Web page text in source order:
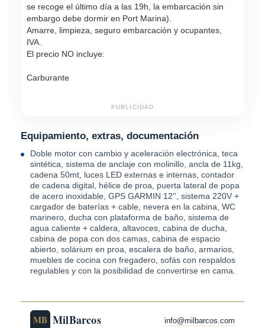
se recoge el último día a las 19h, la embarcación sin
embargo debe dormir en Port Marina).
Amarre, limpieza, seguro embarcación y ocupantes,
IVA.
El precio NO incluye:
Carburante
PUBLICIDAD
Equipamiento, extras, documentación
Doble motor con cambio y aceleración electrónica, teca
sintética, sistema de anclaje con molinillo, ancla de 11kg,
cadena 50mt, luces LED externas e internas, contador
de cadena digital, hélice de proa, puerta lateral de popa
de acero inoxidable, GPS GARMIN 12'', sistema 220V +
cargador de baterías + cable, nevera en la cabina, WC
marinero, ducha con plataforma de baño, sistema de
agua caliente + caldera, altavoces, cabina de ducha,
cabina de popa con dos camas, cabina de espacio
abierto, solárium en proa, escalera de baño, armarios,
muebles de cocina con fregadero, sofás con respaldos
regulables y con la posibilidad de convertirse en cama.
MB MilBarcos info@milbarcos.com